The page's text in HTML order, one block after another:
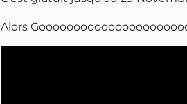
Alors